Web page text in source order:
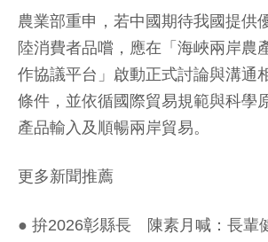
農業部重申，若中國期待我國提供
陸消費者品嚐，應在「海峽兩岸農
作協議平台」啟動正式討論與溝通
條件，並依循國際貿易規範與科學
產品輸入及順暢兩岸貿易。
更多新聞推薦
● 拚2026彰縣長 陳素月喊：長輩